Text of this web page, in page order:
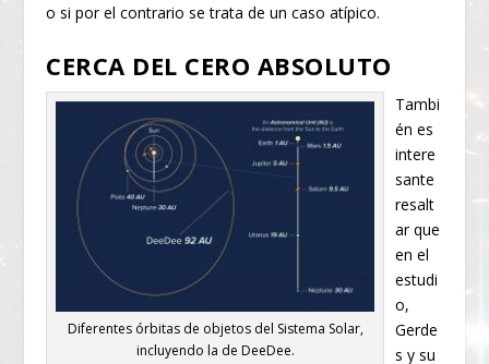
o si por el contrario se trata de un caso atípico.
CERCA DEL CERO ABSOLUTO
Diferentes órbitas de objetos del Sistema Solar,
incluyendo la de DeeDee.
Tambi
én es
intere
sante
resalt
ar que
en el
estudi
o,
Gerde
s y su